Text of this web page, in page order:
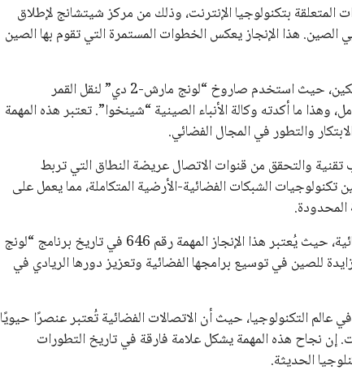
بتكنولوجيا الإنترنت، وذلك من مركز شيتشانج لإطلاق
هذا الإنجاز يعكس الخطوات المستمرة التي تقوم بها الصين
تمت عملية الإطلاق في تمام الساعة 2:07 صباحاً بتوقيت بكين، حيث استخدم صاروخ “لونج مارش-2 دي” لنقل القمر
ما أكدته وكالة الأنباء الصينية “شينخوا”. تعتبر هذه المهمة
والتطور في المجال الفضائي.
والتحقق من قنوات الاتصال عريضة النطاق التي تربط
الشبكات الفضائية-الأرضية المتكاملة، مما يعمل على
المحدودة.
مع هذا الإطلاق، تسجل الصين رقمًا جديدًا في رحلتها الفضائية، حيث يُعتبر هذا الإنجاز المهمة رقم 646 في تاريخ برنامج “لونج
للصين في توسيع برامجها الفضائية وتعزيز دورها الريادي في
التكنولوجيا، حيث أن الاتصالات الفضائية تُعتبر عنصرًا حيويًا
إن نجاح هذه المهمة يشكل علامة فارقة في تاريخ التطورات
الحديثة.